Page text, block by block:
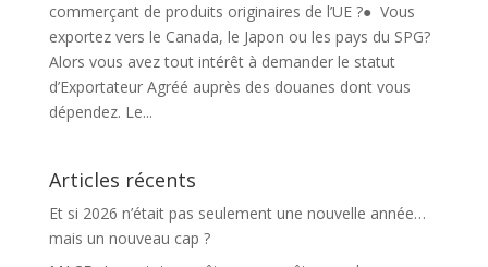
commerçant de produits originaires de l’UE ?● Vous
exportez vers le Canada, le Japon ou les pays du SPG?
Alors vous avez tout intérêt à demander le statut
d’Exportateur Agréé auprès des douanes dont vous
dépendez. Le...
Articles récents
Et si 2026 n’était pas seulement une nouvelle année…
mais un nouveau cap ?